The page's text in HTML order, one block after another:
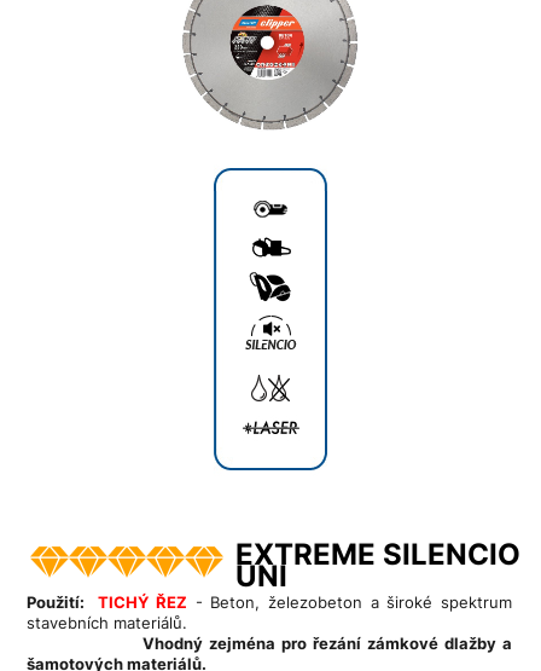
EXTREME SILENCIO
UNI
Použití:TICHÝ ŘEZ - Beton, železobeton a široké spektrum
stavebních materiálů.
Vhodný zejména pro řezání zámkové dlažby a
šamotových materiálů.